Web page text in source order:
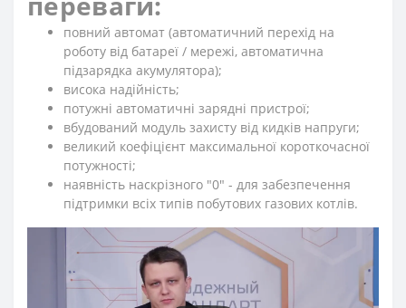
повний автомат (автоматичний перехід на
роботу від батареї / мережі, автоматична
підзарядка акумулятора);
висока надійність;
потужні автоматичні зарядні пристрої;
вбудований модуль захисту від кидків напруги;
великий коефіцієнт максимальної короткочасної
потужності;
наявність наскрізного "0" - для забезпечення
підтримки всіх типів побутових газових котлів.